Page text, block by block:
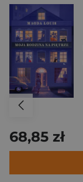
68,85 zł